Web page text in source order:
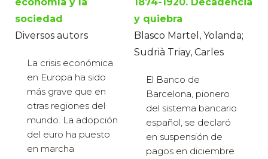
sociedad
Diversos autors
La crisis económica
en Europa ha sido
más grave que en
otras regiones del
mundo. La adopción
del euro ha puesto
en marcha
y quiebra
Blasco Martel, Yolanda;
Sudrià Triay, Carles
El Banco de
Barcelona, pionero
del sistema bancario
español, se declaró
en suspensión de
pagos en diciembre